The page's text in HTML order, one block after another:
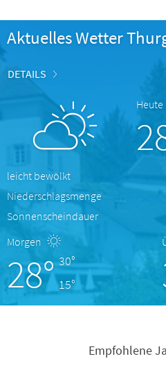
Aktuelles Wetter
DETAILS
Heute
leicht bewölkt
Niederschlagsmenge
Sonnenscheindauer
Morgen
28° 30°
15°
Empfohlene